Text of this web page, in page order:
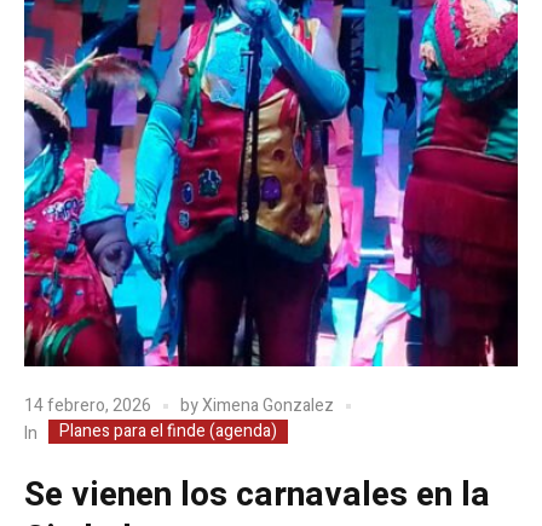
14 febrero, 2026 byXimena Gonzalez
In
Planes para el finde (agenda)
Se vienen los carnavales en la